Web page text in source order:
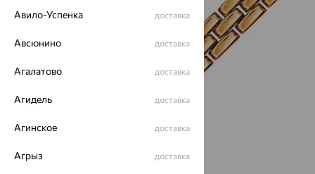
Авило-Успенка доставка
Авсюнино доставка
Агалатово доставка
Агидель доставка
Агинское доставка
Агрыз доставка